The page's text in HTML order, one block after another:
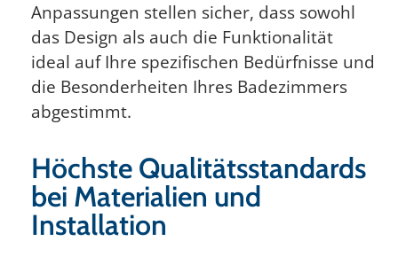
Anpassungen stellen sicher, dass sowohl
das Design als auch die Funktionalität
ideal auf Ihre spezifischen Bedürfnisse und
die Besonderheiten Ihres Badezimmers
abgestimmt.
Höchste Qualitätsstandards
bei Materialien und
Installation